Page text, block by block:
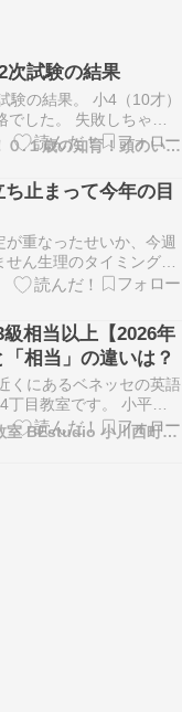
次試験の結果
験の結果。 小4（10才）
した。 失敗しちゃっ
って帰ってきたので 親と
でいたのでびっくり仰
・・ギリギリの合格でし
うと本人曰く ・英語
コレならできる！０.１歳の知育！頭のいい子を育てたい
止まって今年の目
重なったせいか、今週
ん生理のタイミングと
ーモード。こんな日は無
ないので、仕事も勝手に
います塾の送迎をしてい
向かってるんだっけ？」
相当以上【2026年
相当」の違いは？
くにあるベネッセの英語
丁目教室です。 小平
近隣地域からも通ってい
????54.6％の内訳
ベネッセの英語教室 BEstudio 小川西町4丁目教室